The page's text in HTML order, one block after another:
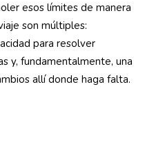
esos límites de manera
son múltiples:
para resolver
y, fundamentalmente, una
allí donde haga falta.